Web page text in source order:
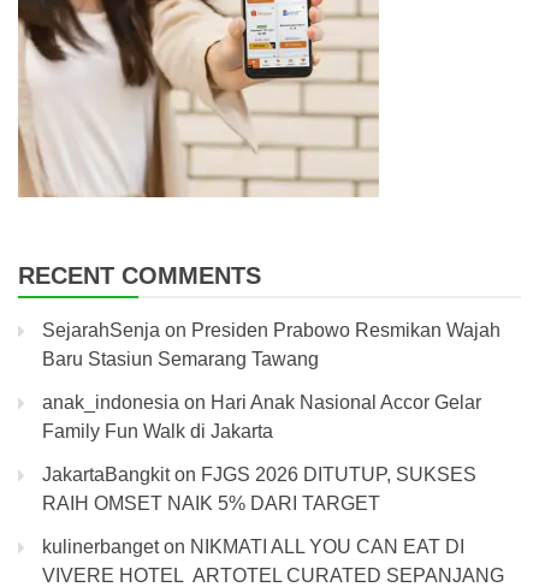
RECENT COMMENTS
SejarahSenja on Presiden Prabowo Resmikan Wajah
Baru Stasiun Semarang Tawang
anak_indonesia on Hari Anak Nasional Accor Gelar
Family Fun Walk di Jakarta
JakartaBangkiton FJGS 2026 DITUTUP, SUKSES
RAIH OMSET NAIK 5% DARI TARGET
kulinerbangeton NIKMATI ALL YOU CAN EAT DI
VIVERE HOTEL ARTOTEL CURATED SEPANJANG